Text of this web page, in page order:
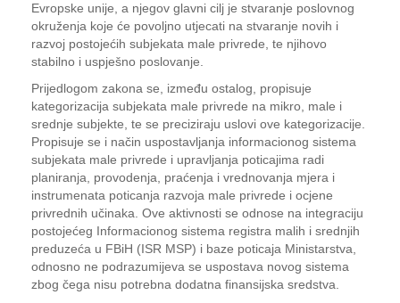
Evropske unije, a njegov glavni cilj je stvaranje poslovnog
okruženja koje će povoljno utjecati na stvaranje novih i
razvoj postojećih subjekata male privrede, te njihovo
stabilno i uspješno poslovanje.
Prijedlogom zakona se, između ostalog, propisuje
kategorizacija subjekata male privrede na mikro, male i
srednje subjekte, te se preciziraju uslovi ove kategorizacije.
Propisuje se i način uspostavljanja informacionog sistema
subjekata male privrede i upravljanja poticajima radi
planiranja, provodenja, praćenja i vrednovanja mjera i
instrumenata poticanja razvoja male privrede i ocjene
privrednih učinaka. Ove aktivnosti se odnose na integraciju
postojećeg Informacionog sistema registra malih i srednjih
preduzeća u FBiH (ISR MSP) i baze poticaja Ministarstva,
odnosno ne podrazumijeva se uspostava novog sistema
zbog čega nisu potrebna dodatna finansijska sredstva.